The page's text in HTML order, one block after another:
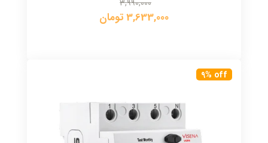
3,990,000
3,633,000 تومان
9% off